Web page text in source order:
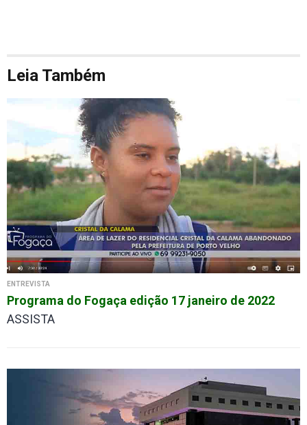
Leia Também
ENTREVISTA
Programa do Fogaça edição 17 janeiro de 2022
ASSISTA